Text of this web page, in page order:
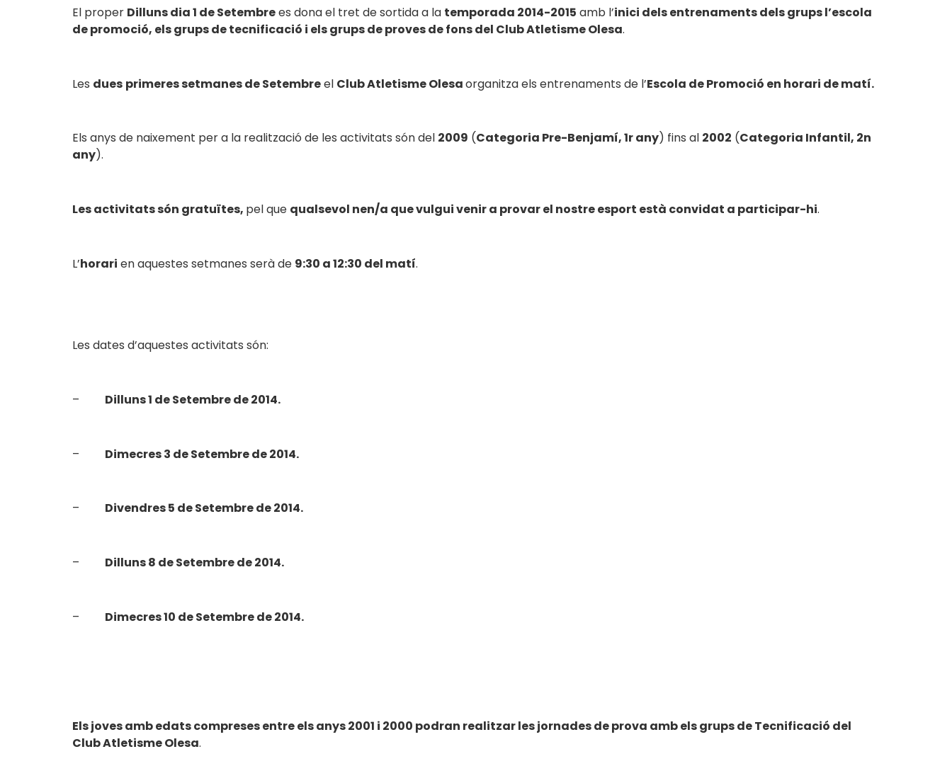
El proper Dilluns dia 1 de Setembrees dona el tret de sortida a la temporada 2014-2015 amb l’inici dels entrenaments dels grups l’escola
de promoció, els grups de tecnificació i els grups de proves de fons del Club Atletisme Olesa.
Les dues primeres setmanes de Setembreel Club Atletisme Olesaorganitza els entrenaments de l’Escola de Promoció en horari de matí.
Els anys de naixement per a la realització de les activitats són del 2009 (Categoria Pre-Benjamí, 1r any) fins al 2002 (Categoria Infantil, 2n
any).
Les activitats són gratuïtes, pel que qualsevol nen/a que vulgui venir a provar el nostre esport està convidat a participar-hi.
L’horari en aquestes setmanes serà de 9:30 a 12:30 del matí.
Les dates d’aquestes activitats són:
– Dilluns 1 de Setembre de 2014.
– Dimecres 3 de Setembre de 2014.
– Divendres 5 de Setembre de 2014.
– Dilluns 8 de Setembre de 2014.
– Dimecres 10 de Setembre de 2014.
Els joves amb edats compreses entre els anys 2001 i 2000 podran realitzar les jornades de prova amb els grups de Tecnificació del
Club Atletisme Olesa.